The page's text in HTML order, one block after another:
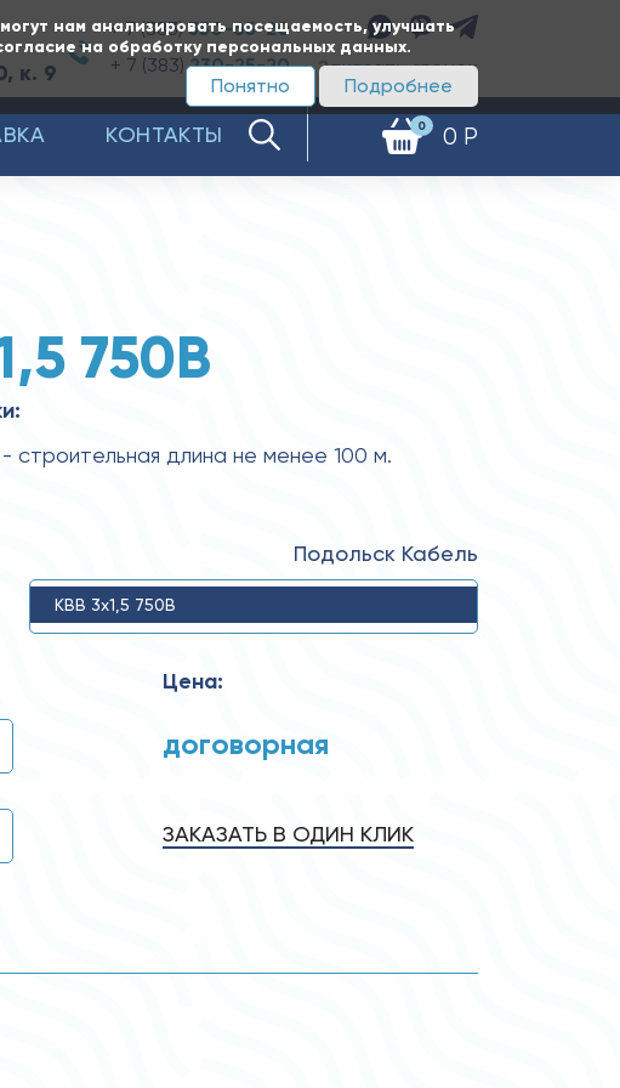
нам анализировать посещаемость, улучшать
на обработку персональных данных.
Подробнее
Понятно
к. 9
+ 7 (383)350-65-20
+ 7 (383)230-25-20 Заказать звонок
0 0 Р
КОНТАКТЫ
750В
строительная длина не менее 100 м.
Подольск Кабель
КВВ 3x1,5 750В
Цена:
договорная
ЗАКАЗАТЬ В ОДИН КЛИК